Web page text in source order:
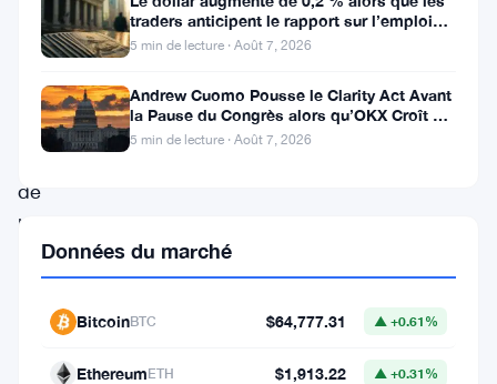
indexés
sur
dollar
viennent
de
battre
des
capitalisation
traders anticipent le rapport sur l’emploi
aux États-Unis
5 min de lecture · Août 7, 2026
Andrew Cuomo Pousse le Clarity Act Avant
la Pause du Congrès alors qu’OKX Croît en
Europe
5 min de lecture · Août 7, 2026
Données du marché
BitcoinBTC $64,777.31 ▲ +0.61%
EthereumETH $1,913.22 ▲ +0.31%